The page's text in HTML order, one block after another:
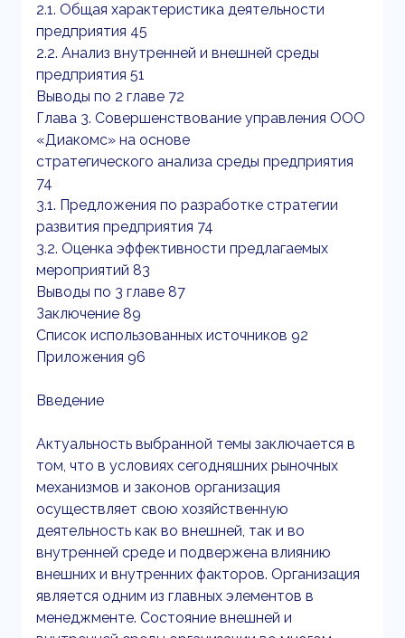
2.1. Общая характеристика деятельности
предприятия 45
2.2. Анализ внутренней и внешней среды
предприятия 51
Выводы по 2 главе 72
Глава 3. Совершенствование управления ООО
«Диакомс» на основе
стратегического анализа среды предприятия
74
3.1. Предложения по разработке стратегии
развития предприятия 74
3.2. Оценка эффективности предлагаемых
мероприятий 83
Выводы по 3 главе 87
Заключение 89
Список использованных источников 92
Приложения 96
Введение
Актуальность выбранной темы заключается в
том, что в условиях сегодняшних рыночных
механизмов и законов организация
осуществляет свою хозяйственную
деятельность как во внешней, так и во
внутренней среде и подвержена влиянию
внешних и внутренних факторов. Организация
является одним из главных элементов в
менеджменте. Состояние внешней и